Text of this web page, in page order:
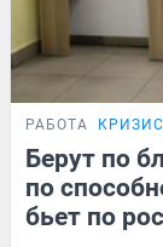
РАБОТА
Берут по
по
бьет по